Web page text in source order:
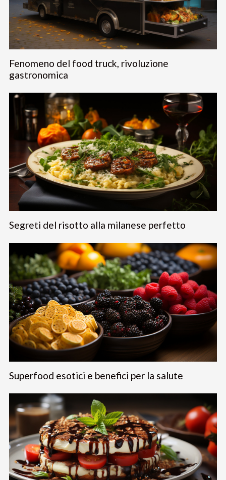
Fenomeno del food truck, rivoluzione
gastronomica
Segreti del risotto alla milanese perfetto
Superfood esotici e benefici per la salute